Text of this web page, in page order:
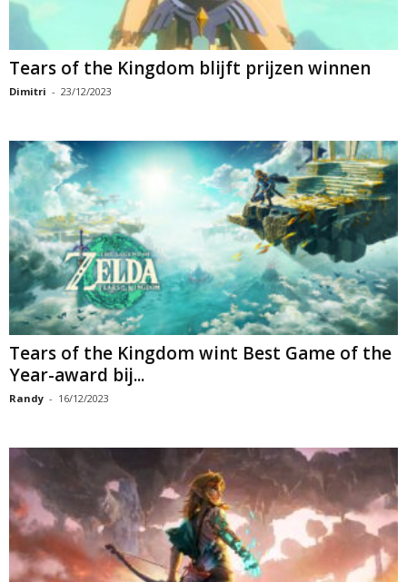
Tears of the Kingdom blijft prijzen winnen
Dimitri - 23/12/2023
Tears of the Kingdom wint Best Game of the
Year-award bij...
Randy - 16/12/2023